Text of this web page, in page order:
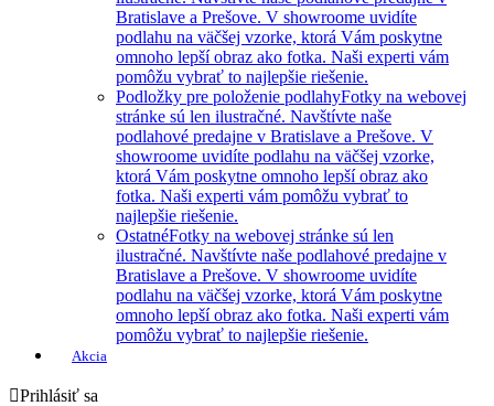
Bratislave a Prešove. V showroome uvidíte
podlahu na väčšej vzorke, ktorá Vám poskytne
omnoho lepší obraz ako fotka. Naši experti vám
pomôžu vybrať to najlepšie riešenie.
Podložky pre položenie podlahyFotky na webovej
stránke sú len ilustračné. Navštívte naše
podlahové predajne v Bratislave a Prešove. V
showroome uvidíte podlahu na väčšej vzorke,
ktorá Vám poskytne omnoho lepší obraz ako
fotka. Naši experti vám pomôžu vybrať to
najlepšie riešenie.
OstatnéFotky na webovej stránke sú len
ilustračné. Navštívte naše podlahové predajne v
Bratislave a Prešove. V showroome uvidíte
podlahu na väčšej vzorke, ktorá Vám poskytne
omnoho lepší obraz ako fotka. Naši experti vám
pomôžu vybrať to najlepšie riešenie.
Akcia
Prihlásiť sa